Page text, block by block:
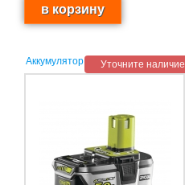
Уточните наличие
Аккумулятор